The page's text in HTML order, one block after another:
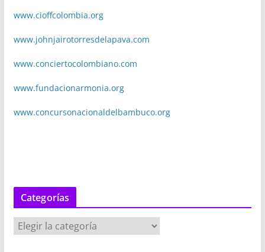
www.cioffcolombia.org
www.johnjairotorresdelapava.com
www.conciertocolombiano.com
www.fundacionarmonia.org
www.concursonacionaldelbambuco.org
Categorías
a